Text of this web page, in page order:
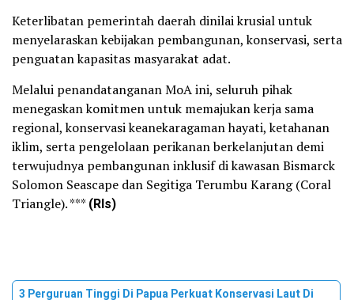
Keterlibatan pemerintah daerah dinilai krusial untuk
menyelaraskan kebijakan pembangunan, konservasi, serta
penguatan kapasitas masyarakat adat.
Melalui penandatanganan MoA ini, seluruh pihak
menegaskan komitmen untuk memajukan kerja sama
regional, konservasi keanekaragaman hayati, ketahanan
iklim, serta pengelolaan perikanan berkelanjutan demi
terwujudnya pembangunan inklusif di kawasan Bismarck
Solomon Seascape dan Segitiga Terumbu Karang (Coral
Triangle). *** (Rls)
3 Perguruan Tinggi Di Papua Perkuat Konservasi Laut Di